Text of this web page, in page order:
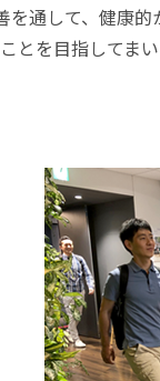
を通して、健康
とを目指してま